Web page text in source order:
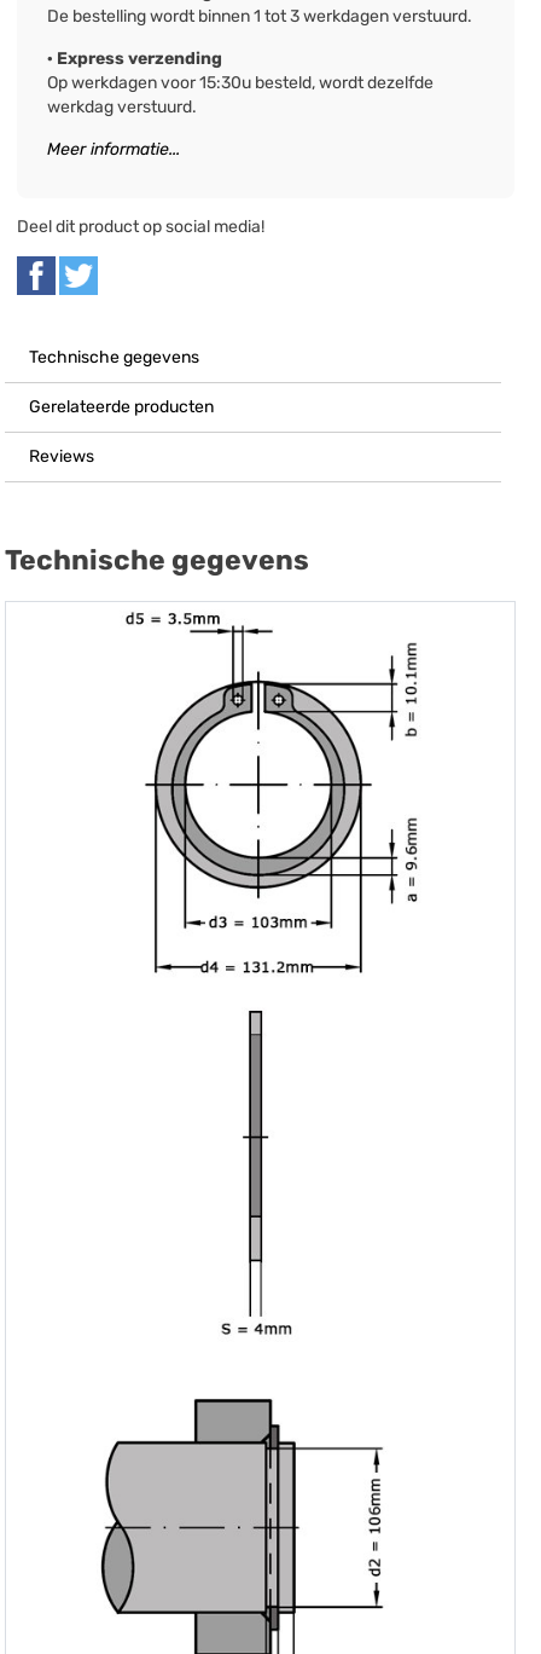
De bestelling wordt binnen 1 tot 3 werkdagen verstuurd.
· Express verzending
Op werkdagen voor 15:30u besteld, wordt dezelfde
werkdag verstuurd.
Meer informatie...
Deel dit product op social media!
Technische gegevens
Gerelateerde producten
Reviews
Technische gegevens